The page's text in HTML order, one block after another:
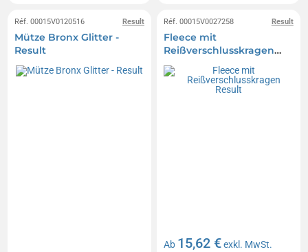
Result
Réf. 00015V0120516
Mütze Bronx Glitter -
Result
Result
Réf. 00015V0027258
Fleece mit
Reißverschlusskragen
Result
Ab 15,62 €exkl. MwSt.